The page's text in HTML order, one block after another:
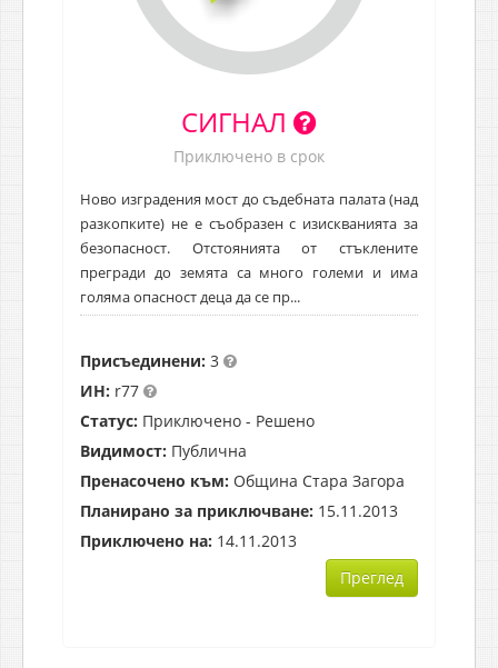
СИГНАЛ
Приключено в срок
Ново изградения мост до съдебната палата (над
разкопките) не е съобразен с изискванията за
безопасност. Отстоянията от стъклените
прегради до земята са много големи и има
голяма опасност деца да се пр...
Присъединени: 3
ИН: r77
Статус: Приключено - Решено
Видимост: Публична
Пренасочено към: Община Стара Загора
Планирано за приключване: 15.11.2013
Приключено на: 14.11.2013
Преглед